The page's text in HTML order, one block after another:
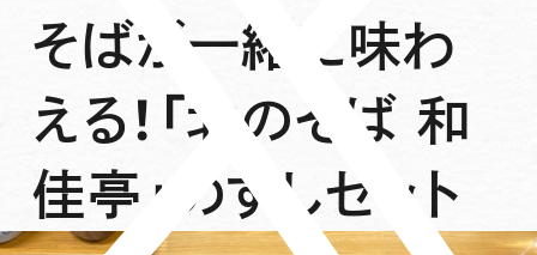
そばが一緒に味わ
える！「北のそば 和
佳亭」のすしセット